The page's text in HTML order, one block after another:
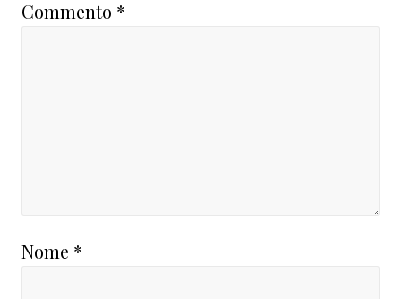
Commento *
Nome *